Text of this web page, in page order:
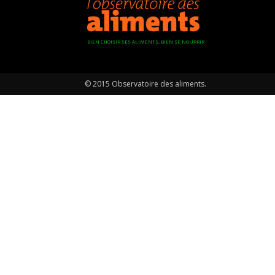
BIEN CHOISIR SES ALIMENTS, BIEN SE NOURRIR
© 2015 Observatoire des aliments.